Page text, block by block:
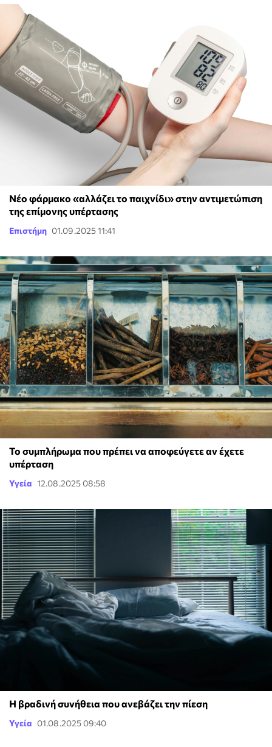
Νέο φάρμακο «αλλάζει το παιχνίδι» στην αντιμετώπιση
της επίμονης υπέρτασης
Επιστήμη 01.09.2025 11:41
Το συμπλήρωμα που πρέπει να αποφεύγετε αν έχετε
υπέρταση
Υγεία 12.08.2025 08:58
Η βραδινή συνήθεια που ανεβάζει την πίεση
Υγεία 01.08.2025 09:40